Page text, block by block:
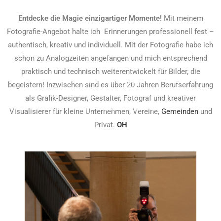
on
im
Do
sch
er
von
Leh
rer
Übe
rsic
hts
pla
kat.
Ein
iten
zis
zu
erlä
uter
n.
uell
nen
daz
u
beit
den
Tex
änz
en
zeh
Unt
erri
nhe
Alte
rsgr
n
soz
iale
n
n.
Entdecke die Magie einzigartiger Momente! Mit meinem
Fotografie-Angebot halte ich Erinnerungen professionell fest –
authentisch, kreativ und individuell. Mit der Fotografie habe ich
schon zu Analogzeiten angefangen und mich entsprechend
praktisch und technisch weiterentwickelt für Bilder, die
begeistern! Inzwischen sind es über 20 Jahren Berufserfahrung
als Grafik-Designer, Gestalter, Fotograf und kreativer
Visualisierer für kleine Unternehmen, Vereine, Gemeindenund
Privat. OH